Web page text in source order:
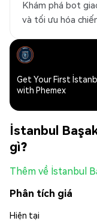
Khám phá bot
và tối ưu hóa
Get Your First
with Phemex
İstanbul
gì?
Thêm về İstanbul
Phân tích giá
Hiện tại